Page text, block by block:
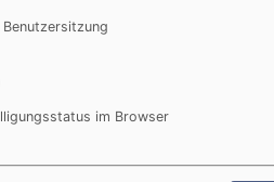
Bestehen der dortigen
der Heimreise in einer der
im Browser